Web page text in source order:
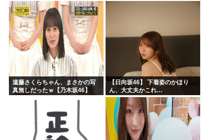
ッズの準備しとけよ」寝起きの
私「知るかボケ」兄嫁「キィィ
ィィー！！！！」私「あ…」
遠藤さくらちゃん、まさかの写
真無しだったｗ【乃木坂46】
【日向坂46】 下着姿のかほり
ん、大丈夫かこれ…